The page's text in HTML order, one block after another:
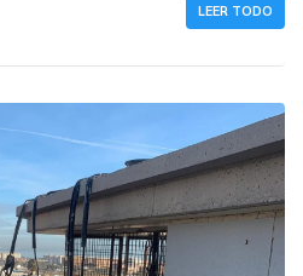
LEER TODO